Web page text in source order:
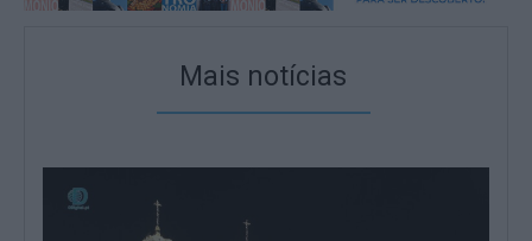
Mais notícias